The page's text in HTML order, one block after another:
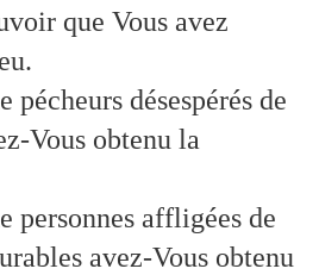
que Vous avez
pécheurs désespérés de
Vous obtenu la
personnes affligées de
avez-Vous obtenu